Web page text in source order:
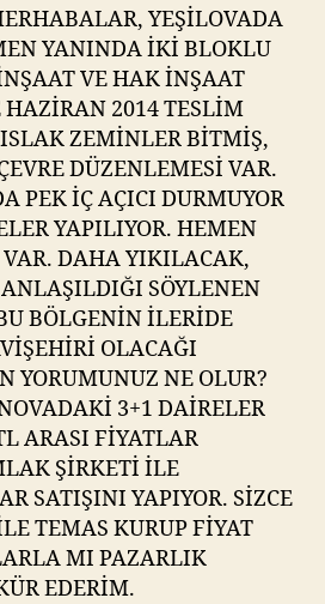
YEŞİLOVADA
YANINDA İKİ BLOKLU
VE HAK İNŞAAT
HAZİRAN 2014 TESLİM
ZEMİNLER BİTMİŞ,
DÜZENLEMESİ VAR.
PEK İÇ AÇICI DURMUYOR
YAPILIYOR. HEMEN
DAHA YIKILACAK,
SÖYLENEN
BÖLGENİN İLERİDE
OLACAĞI
YORUMUNUZ NE OLUR?
3+1 DAİRELER
ARASI FİYATLAR
ŞİRKETİ İLE
SATIŞINI YAPIYOR. SİZCE
TEMAS KURUP FİYAT
MI PAZARLIK
EDERİM.